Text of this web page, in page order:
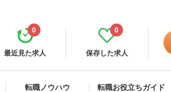
最近見た求人
0
保存した求人
0
転職ノウハウ 転職お役立ちガイド